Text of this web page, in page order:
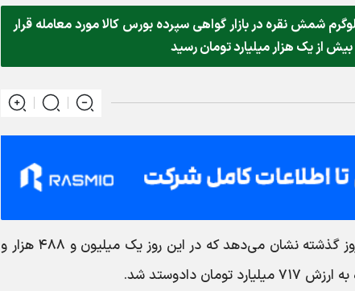
(۱۰ خرداد ماه) درمجموع یک تن و ۴۸۸ کیلوگرم شمش نقره در بازار گواهی سپرده بورس کالا مورد معامله قرار
از یک هزار میلیارد تومان رسید
به گزارش نبض بورس، خلاصه معاملات بازار نقره در روز گذشته نشان می‌دهد که در این روز یک میلیون و ۴۸۸ هزار و